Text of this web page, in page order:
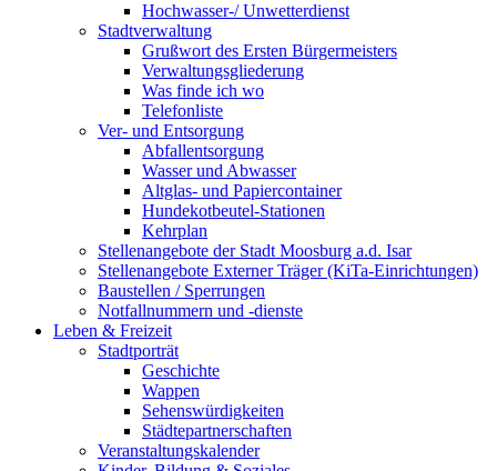
Hochwasser-/ Unwetterdienst
Stadtverwaltung
Grußwort des Ersten Bürgermeisters
Verwaltungsgliederung
Was finde ich wo
Telefonliste
Ver- und Entsorgung
Abfallentsorgung
Wasser und Abwasser
Altglas- und Papiercontainer
Hundekotbeutel-Stationen
Kehrplan
Stellenangebote der Stadt Moosburg a.d. Isar
Stellenangebote Externer Träger (KiTa-Einrichtungen)
Baustellen / Sperrungen
Notfallnummern und -dienste
Leben & Freizeit
Stadtporträt
Geschichte
Wappen
Sehenswürdigkeiten
Städtepartnerschaften
Veranstaltungskalender